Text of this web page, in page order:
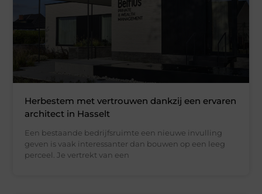
Herbestem met vertrouwen dankzij een ervaren
architect in Hasselt
Een bestaande bedrijfsruimte een nieuwe invulling
geven is vaak interessanter dan bouwen op een leeg
perceel. Je vertrekt van een